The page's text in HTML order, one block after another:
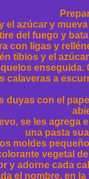
el azúcar y
del fuego y
con ligas y
tibios y el
enseguida.
calaveras a
duyas con el
se les agrega
una pasta
moldes
vegetal
y adorne cada
el nombre, en